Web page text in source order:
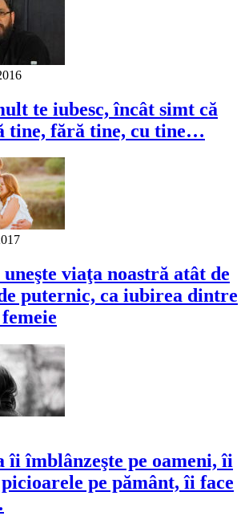
te iubesc, încât simt că
tine, fără tine, cu tine…
viaţa noastră atât de
puternic, ca iubirea dintre
îi îmblânzeşte pe oameni, îi
pe pământ, îi face